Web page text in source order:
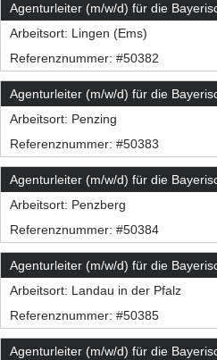
Agenturleiter (m/w/d) für die
Arbeitsort: Lingen (Ems)
Referenznummer: #50382
Agenturleiter (m/w/d) für die
Arbeitsort: Penzing
Referenznummer: #50383
Agenturleiter (m/w/d) für die
Arbeitsort: Penzberg
Referenznummer: #50384
Agenturleiter (m/w/d) für die
Arbeitsort: Landau in der Pfalz
Referenznummer: #50385
Agenturleiter (m/w/d) für die